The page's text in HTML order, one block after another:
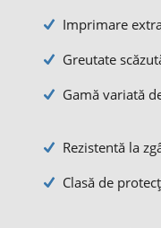
Imprimare
Greutate
Gamă variată
Rezistentă la
Clasă de